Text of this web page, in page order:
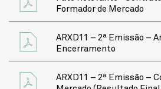
Formador de Mercado
ARXD11 – 2ª Emissão –
Encerramento
ARXD11 – 2ª Emissão –